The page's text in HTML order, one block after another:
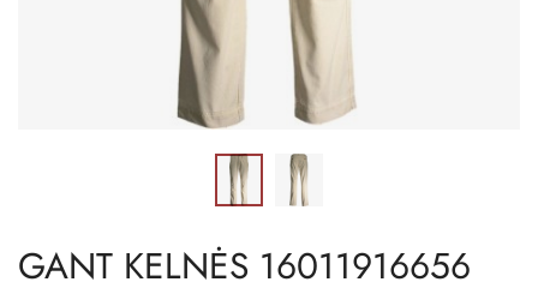
GANT KELNĖS 16011916656